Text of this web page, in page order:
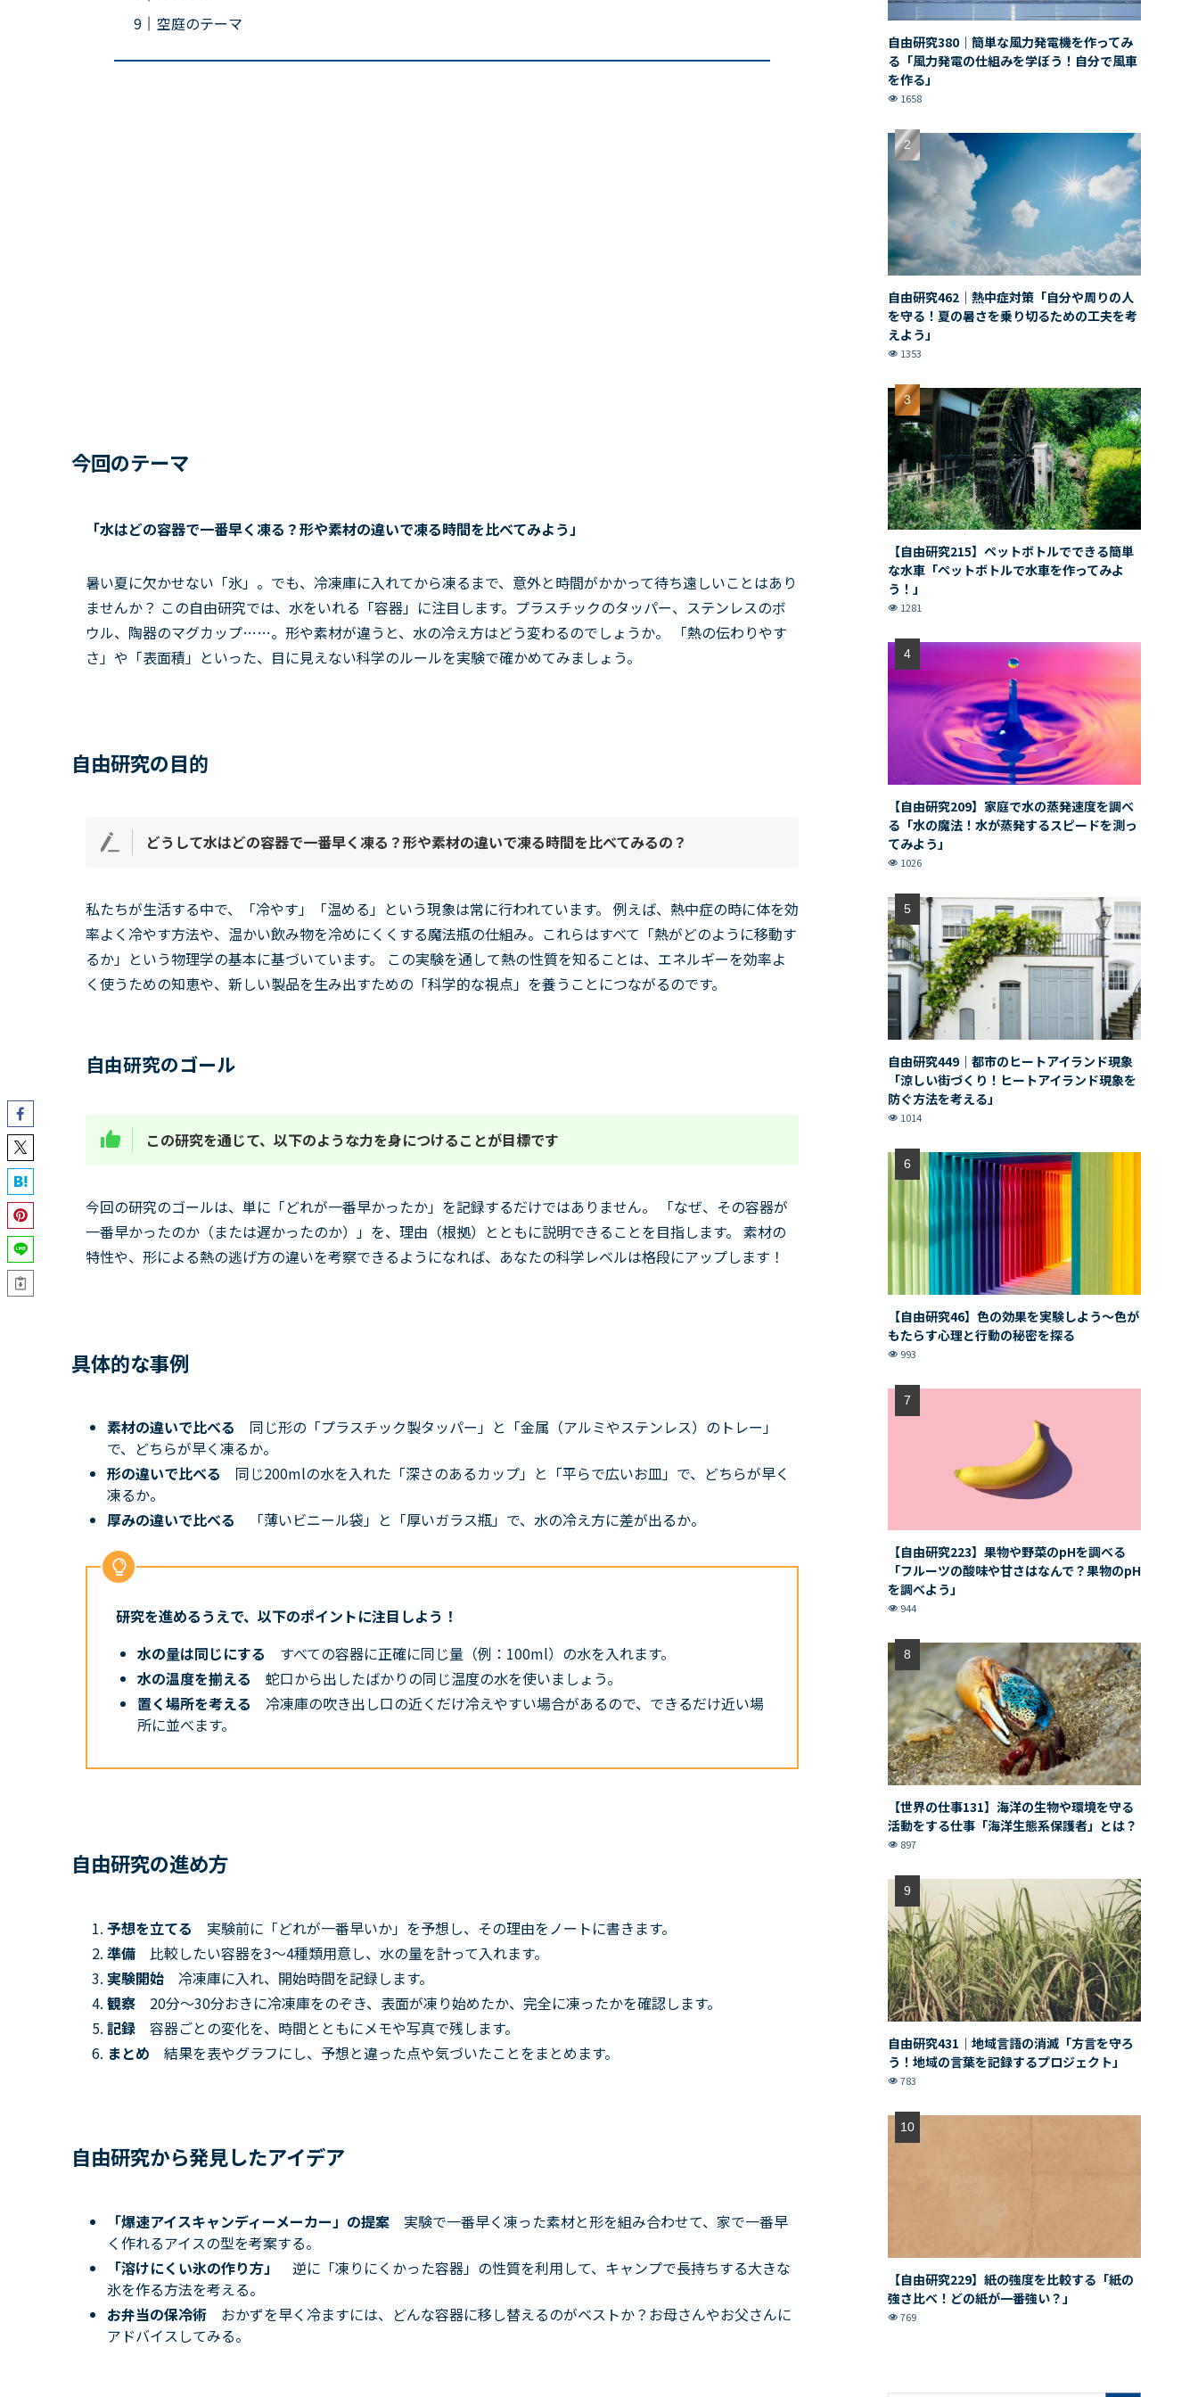
空庭のテーマ
今回のテーマ
「水はどの容器で一番早く凍る？形や素材の違いで凍る時間を比べてみよう 」
暑い夏に欠かせない「氷」。でも、冷凍庫に入れてから凍るまで、意外と時間がかかって待ち遠しいことはあり
ませんか？ この自由研究では、水をいれる「容器」に注目します。プラスチックのタッパー、ステンレスのボ
ウル、陶器のマグカップ……。形や素材が違うと、水の冷え方はどう変わるのでしょうか。 「熱の伝わりやす
さ」や「表面積」といった、目に見えない科学のルールを実験で確かめてみましょう。
自由研究の目的
どうして水はどの容器で一番早く凍る？形や素材の違いで凍る時間を比べてみるの？
私たちが生活する中で、「冷やす」「温める」という現象は常に行われています。 例えば、熱中症の時に体を効
率よく冷やす方法や、温かい飲み物を冷めにくくする魔法瓶の仕組み。これらはすべて「熱がどのように移動す
るか」という物理学の基本に基づいています。 この実験を通して熱の性質を知ることは、エネルギーを効率よ
く使うための知恵や、新しい製品を生み出すための「科学的な視点」を養うことにつながるのです。
自由研究のゴール
この研究を通じて、以下のような力を身につけることが目標です
今回の研究のゴールは、単に「どれが一番早かったか」を記録するだけではありません。 「なぜ、その容器が
一番早かったのか（または遅かったのか）」を、理由（根拠）とともに説明できることを目指します。 素材の
特性や、形による熱の逃げ方の違いを考察できるようになれば、あなたの科学レベルは格段にアップします！
具体的な事例
素材の違いで比べる 同じ形の「プラスチック製タッパー」と「金属（アルミやステンレス）のトレー」
で、どちらが早く凍るか。
形の違いで比べる 同じ200mlの水を入れた「深さのあるカップ」と「平らで広いお皿」で、どちらが早く
凍るか。
厚みの違いで比べる
「薄いビニール袋」と「厚いガラス瓶」で、水の冷え方に差が出るか。
研究を進めるうえで、以下のポイントに注目しよう！
水の量は同じにする すべての容器に正確に同じ量（例：100ml）の水を入れます。
水の温度を揃える 蛇口から出したばかりの同じ温度の水を使いましょう。
置く場所を考える 冷凍庫の吹き出し口の近くだけ冷えやすい場合があるので、できるだけ近い場
所に並べます。
自由研究の進め方
予想を立てる 実験前に「どれが一番早いか」を予想し、その理由をノートに書きます。
準備 比較したい容器を3〜4種類用意し、水の量を計って入れます。
実験開始 冷凍庫に入れ、開始時間を記録します。
観察 20分〜30分おきに冷凍庫をのぞき、表面が凍り始めたか、完全に凍ったかを確認します。
記録 容器ごとの変化を、時間とともにメモや写真で残します。
まとめ 結果を表やグラフにし、予想と違った点や気づいたことをまとめます。
自由研究から発見したアイデア
「爆速アイスキャンディーメーカー」の提案 実験で一番早く凍った素材と形を組み合わせて、家で一番早
く作れるアイスの型を考案する。
「溶けにくい氷の作り方」 逆に「凍りにくかった容器」の性質を利用して、キャンプで長持ちする大きな
氷を作る方法を考える。
お弁当の保冷術 おかずを早く冷ますには、どんな容器に移し替えるのがベストか？お母さんやお父さんに
アドバイスしてみる。
自由研究380｜簡単な風力発電機を作ってみ
る「風力発電の仕組みを学ぼう！自分で風車
を作る」
1658
自由研究462｜熱中症対策「自分や周りの人
を守る！夏の暑さを乗り切るための工夫を考
えよう」
1353
【自由研究215】ペットボトルでできる簡単
な水車「ペットボトルで水車を作ってみよ
う！」
1281
【自由研究209】家庭で水の蒸発速度を調べ
る「水の魔法！水が蒸発するスピードを測っ
てみよう」
1026
自由研究449｜都市のヒートアイランド現象
「涼しい街づくり！ヒートアイランド現象を
防ぐ方法を考える」
1014
【自由研究46】色の効果を実験しよう〜色が
もたらす心理と行動の秘密を探る
993
【自由研究223】果物や野菜のpHを調べる
「フルーツの酸味や甘さはなんで？果物のpH
を調べよう」
944
【世界の仕事131】海洋の生物や環境を守る
活動をする仕事「海洋生態系保護者」とは？
897
自由研究431｜地域言語の消滅「方言を守ろ
う！地域の言葉を記録するプロジェクト」
783
【自由研究229】紙の強度を比較する「紙の
強さ比べ！どの紙が一番強い？」
769